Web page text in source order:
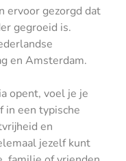
ervoor gezorgd dat
gegroeid is.
en Amsterdam.
opent, voel je je
in een typische
en
jezelf kunt